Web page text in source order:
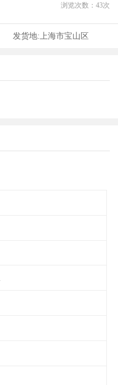
浏览次数： 43次
发货地: 上海市宝山区